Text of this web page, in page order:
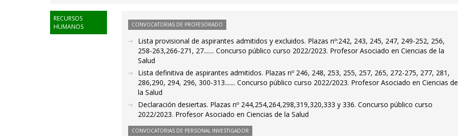
RECURSOS
HUMANOS
CONVOCATORIAS DE PROFESORADO
Lista provisional de aspirantes admitidos y excluidos. Plazas nº:242, 243, 245, 247, 249-252, 256,
258-263,266-271, 27....... Concurso público curso 2022/2023. Profesor Asociado en Ciencias de la
Salud
Lista definitiva de aspirantes admitidos. Plazas nº 246, 248, 253, 255, 257, 265, 272-275, 277, 281,
286,290, 294, 296, 300-313....... Concurso público curso 2022/2023. Profesor Asociado en Ciencias de
la Salud
Declaración desiertas. Plazas nº 244,254,264,298,319,320,333 y 336. Concurso público curso
2022/2023. Profesor Asociado en Ciencias de la Salud
CONVOCATORIAS DE PERSONAL INVESTIGADOR